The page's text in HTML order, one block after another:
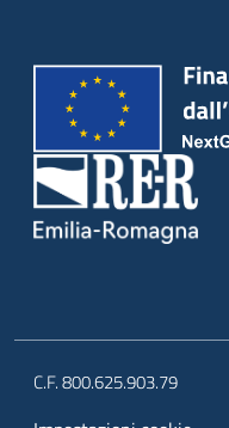
C.F. 800.625.903.79